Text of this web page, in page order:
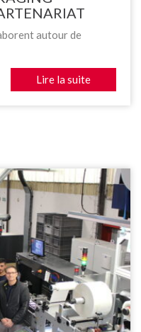
autour de
Lire la suite